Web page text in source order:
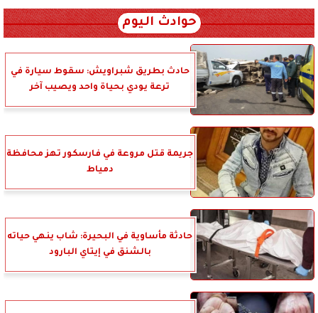
حوادث اليوم
حادث بطريق شبراويش: سقوط سيارة في
ترعة يودي بحياة واحد ويصيب آخر
جريمة قتل مروعة في فارسكور تهز محافظة
دمياط
حادثة مأساوية في البحيرة: شاب ينهي حياته
بالشنق في إيتاي البارود